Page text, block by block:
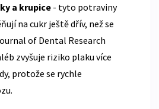
a krupice - tyto potraviny
na cukr ještě dřív, než se
of Dental Research
zvyšuje riziko plaku více
protože se rychle